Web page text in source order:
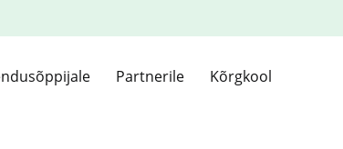
Partnerile Kõrgkool